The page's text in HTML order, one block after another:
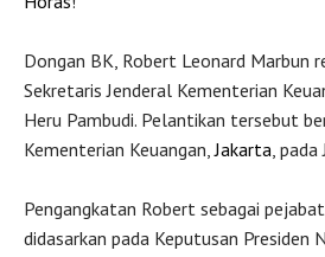
Dongan BK, Robert Leonard Marbun
Sekretaris Jenderal Kementerian
Heru Pambudi. Pelantikan tersebut
Kementerian Keuangan,Jakarta ,
Pengangkatan Robert sebagai
didasarkan pada Keputusan